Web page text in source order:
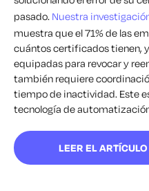
pasado. Nuestra
muestra que el 71% de las
cuántos certificados tienen,
equipadas para revocar y
también requiere
tiempo de inactividad. Este
tecnología de
LEER EL ARTÍCULO